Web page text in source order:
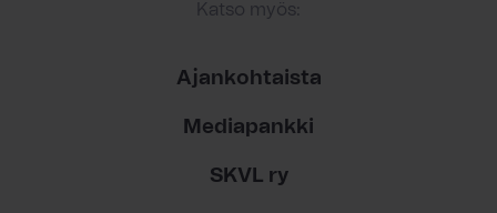
Katso myös:
Ajankohtaista
Mediapankki
SKVL ry